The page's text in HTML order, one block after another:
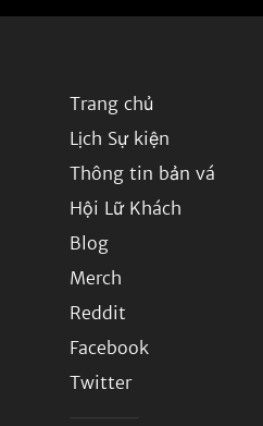
Trang chủ
Lịch Sự kiện
Thông tin bản vá
Hội Lữ Khách
Blog
Merch
Reddit
Facebook
Twitter